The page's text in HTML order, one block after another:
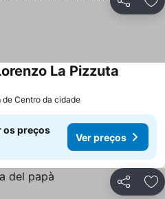
Partilhar
La Pizzuta
de Centro da cidade
os preços
Ver preços
Partilhar